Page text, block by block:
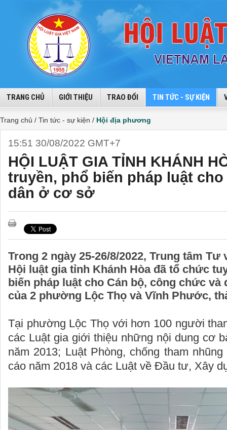
TRANG CHỦ GIỚI THIỆU TRAO ĐỔI TIN TỨC - SỰ KIỆN
Trang chủ / Tin tức - sự kiện / Hội địa phương
15:51 30/08/2022 GMT+7
HỘI LUẬT GIA TỈNH KHÁNH
truyền, phổ biến pháp luật
dân ở cơ sở
Trong 2 ngày 25-26/8/2022, Trung tâm Tư
Hội luật gia tỉnh Khánh Hòa đã tổ chức
biến pháp luật cho Cán bộ, công chức và
của 2 phường Lộc Thọ và Vĩnh Phước,
Tại phường Lộc Thọ với hơn 100 người
các Luật gia giới thiệu những nội dung cơ
năm 2013; Luật Phòng, chống tham
cáo năm 2018 và các Luật về Đầu tư, Xây